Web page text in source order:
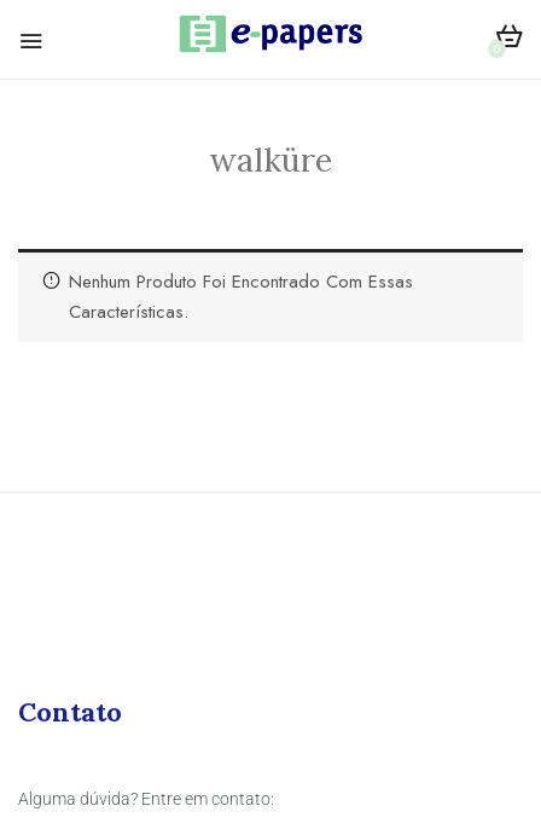
0
walküre
Nenhum Produto Foi Encontrado Com Essas
Características.
Contato
Alguma dúvida? Entre em contato: